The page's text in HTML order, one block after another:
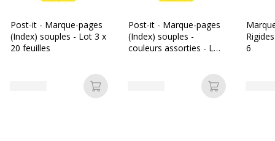
Quantité incluse
Données d'identification
Code barre maitre 3134375317085
Post-it - Marque-pages
(Index) souples - Lot 3 x
20 feuilles
Ajouter au panier
Post-it - Marque-pages
(Index) souples -
couleurs assorties - Lot
Ajouter au
6